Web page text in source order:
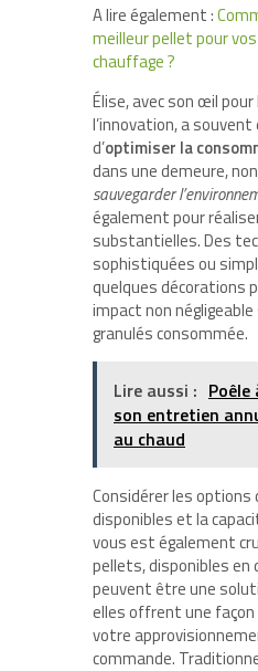
A lire également :
meilleur pellet pour
chauffage ?
Élise, avec son œil
l’innovation, a
d’optimiser la
dans une demeure,
sauvegarder
également pour
substantielles. Des
sophistiquées ou
quelques décorations
impact non
granulés consommée.
Lire aussi : Poêle
son entretien
au chaud
Considérer les options
disponibles et la
vous est également
pellets, disponibles
peuvent être une
elles offrent une façon
votre
commande.